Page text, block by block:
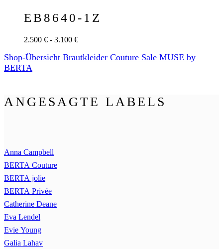
EB8640-1Z
2.500 € - 3.100 €
Shop-Übersicht Braut­kleider Couture Sale MUSE by
BERTA
ANGESAGTE LABELS
Anna Campbell
BERTA Couture
BERTA jolie
BERTA Privée
Catherine Deane
Eva Lendel
Evie Young
Galia Lahav